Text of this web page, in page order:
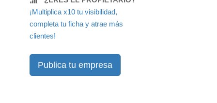
¡Multiplica x10 tu visibilidad,
completa tu ficha y atrae más
clientes!
Publica tu empresa